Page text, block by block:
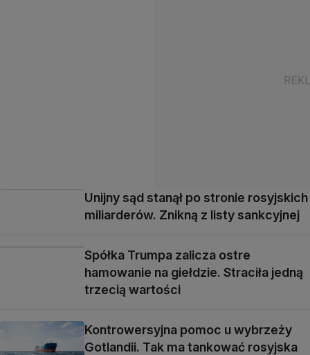
Unijny sąd stanął po stronie rosyjskich
miliarderów. Znikną z listy sankcyjnej
Spółka Trumpa zalicza ostre
hamowanie na giełdzie. Straciła jedną
trzecią wartości
Kontrowersyjna pomoc u wybrzeży
Gotlandii. Tak ma tankować rosyjska